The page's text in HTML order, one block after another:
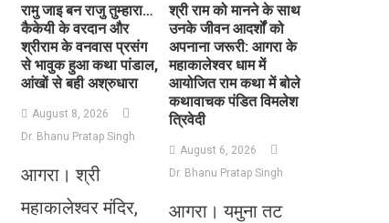
रामु जाइ बन राजु तुम्हारा…
कैकेयी के वरदान और
श्रीराम के वनवास प्रसंग
से भावुक हुआ कथा पांडाल,
आंखों से बही अश्रुधारा
August 8, 2026
Dr. Bhanu Pratap Singh
आगरा। श्री
महाकालेश्वर मंदिर,
​श्री राम को मानने के साथ
उनके जीवन आदर्शों को
अपनाना जरूरी: आगरा के
महाकालेश्वर धाम में
आयोजित राम कथा में बोले
कथावाचक पंडित विमलेश
त्रिवेदी
August 6, 2026
Dr. Bhanu Pratap Singh
आगरा। यमुना तट